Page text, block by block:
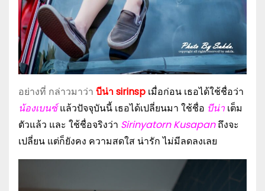
อย่างที่ กล่าวมาว่า บีน่า sirinsp เมื่อก่อน เธอได้ใช้ชื่อว่า
น้องเบนซ์แล้วปัจจุบันนี้ เธอได้เปลี่ยนมา ใช้ชื่อ บีน่า เต็ม
ตัวแล้ว และ ใช้ชื่อจริงว่า Sirinyatorn Kusapanถึงจะ
เปลี่ยน แต่ก็ยังคง ความสดใส น่ารัก ไม่มีลดลงเลย